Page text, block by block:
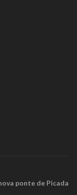
ponte de Picada